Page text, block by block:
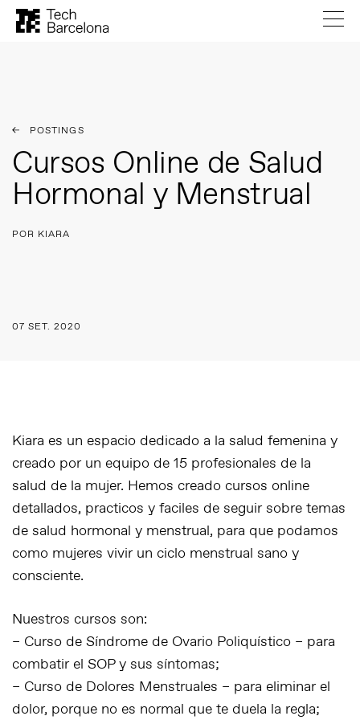
POSTINGS
Cursos Online de Salud
Hormonal y Menstrual
POR KIARA
07 SET. 2020
Kiara es un espacio dedicado a la salud femenina y
creado por un equipo de 15 profesionales de la
salud de la mujer. Hemos creado cursos online
detallados, practicos y faciles de seguir sobre temas
de salud hormonal y menstrual, para que podamos
como mujeres vivir un ciclo menstrual sano y
consciente.
Nuestros cursos son:
– Curso de Síndrome de Ovario Poliquístico – para
combatir el SOP y sus síntomas;
– Curso de Dolores Menstruales – para eliminar el
dolor, porque no es normal que te duela la regla;